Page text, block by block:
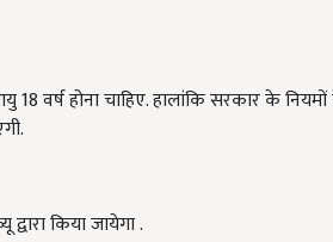
वर्ष होना चाहिए. हालांकि सरकार के
किया जायेगा .